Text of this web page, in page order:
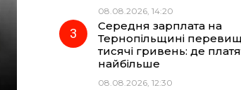
08.08.2026, 14:20
Середня зарплата на
Тернопільщині
тисячі гривень: де
найбільше
08.08.2026, 12:30